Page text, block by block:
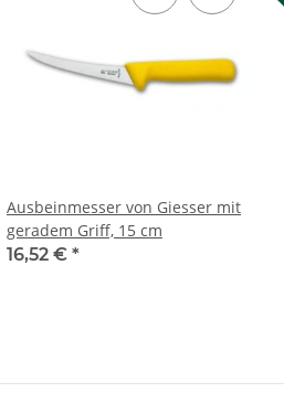
Ausbeinmesser von Giesser mit
geradem Griff, 15 cm
16,52 € *